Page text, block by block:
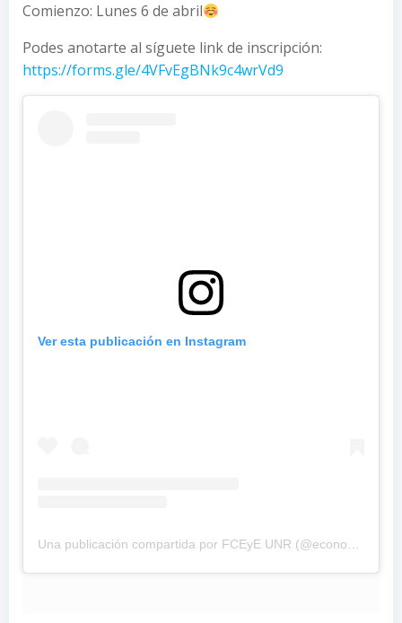
Comienzo: Lunes 6 de abril
Podes anotarte al síguete link de inscripción:
https://forms.gle/4VFvEgBNk9c4wrVd9
Ver esta publicación en Instagram